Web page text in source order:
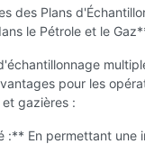
des Plans
le Pétrole et le
pour les
gazières :
:** En permettant une